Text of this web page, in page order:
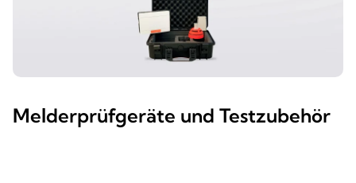
Melderprüfgeräte und Testzubehör